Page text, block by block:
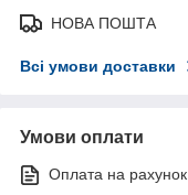
НОВА ПОШТА
Всі умови доставки
Умови оплати
Оплата на рахунок